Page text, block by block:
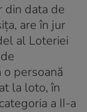
din data de
are în jur
al Loteriei
persoană
la loto, în
a II-a